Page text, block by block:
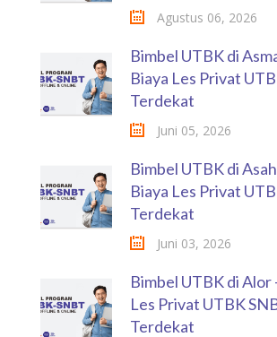
Agustus 06, 2026
Bimbel UTBK di
Biaya Les Privat
Terdekat
Juni 05, 2026
Bimbel UTBK di
Biaya Les Privat
Terdekat
Juni 03, 2026
Bimbel UTBK di Alor
Les Privat UTBK
Terdekat